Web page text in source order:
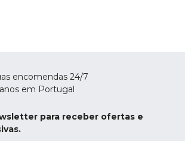
encomendas 24/7
em Portugal
para receber ofertas e